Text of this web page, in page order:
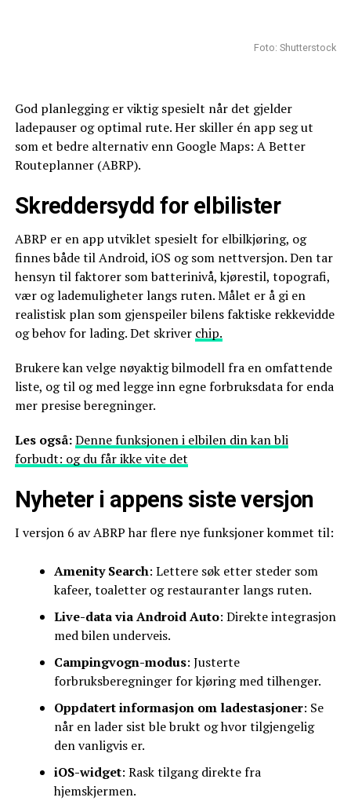
Foto: Shutterstock
God planlegging er viktig spesielt når det gjelder
ladepauser og optimal rute. Her skiller én app seg ut
som et bedre alternativ enn Google Maps: A Better
Routeplanner (ABRP).
Skreddersydd for elbilister
ABRP er en app utviklet spesielt for elbilkjøring, og
finnes både til Android, iOS og som nettversjon. Den tar
hensyn til faktorer som batterinivå, kjørestil, topografi,
vær og lademuligheter langs ruten. Målet er å gi en
realistisk plan som gjenspeiler bilens faktiske rekkevidde
og behov for lading. Det skriver chip.
Brukere kan velge nøyaktig bilmodell fra en omfattende
liste, og til og med legge inn egne forbruksdata for enda
mer presise beregninger.
Les også:Denne funksjonen i elbilen din kan bli
forbudt: og du får ikke vite det
Nyheter i appens siste versjon
I versjon 6 av ABRP har flere nye funksjoner kommet til:
Amenity Search: Lettere søk etter steder som
kafeer, toaletter og restauranter langs ruten.
Live-data via Android Auto: Direkte integrasjon
med bilen underveis.
Campingvogn-modus: Justerte
forbruksberegninger for kjøring med tilhenger.
Oppdatert informasjon om ladestasjoner: Se
når en lader sist ble brukt og hvor tilgjengelig
den vanligvis er.
iOS-widget: Rask tilgang direkte fra
hjemskjermen.